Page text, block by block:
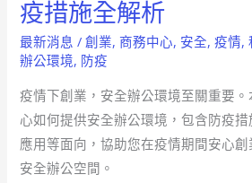
疫措施全解析
最新消息 /創業, 商務中心, 安全,疫情,
辦公環境, 防疫
疫情下創業，安全辦公環境至關重要
心如何提供安全辦公環境，包含防疫
應用等面向，協助您在疫情期間安心
安全辦公空間。
下
創
安
全
堡
壘